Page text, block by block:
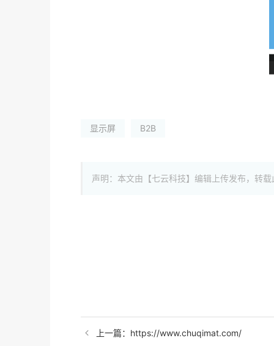
显示屏 B2B
声明：本文由【七云科技】编辑上传发布，转
上一篇：https://www.chuqimat.com/